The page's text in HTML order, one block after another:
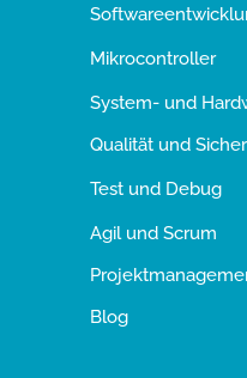
Mikrocontroller
System- und
Qualität und
Test und Debug
Agil und Scrum
Blog